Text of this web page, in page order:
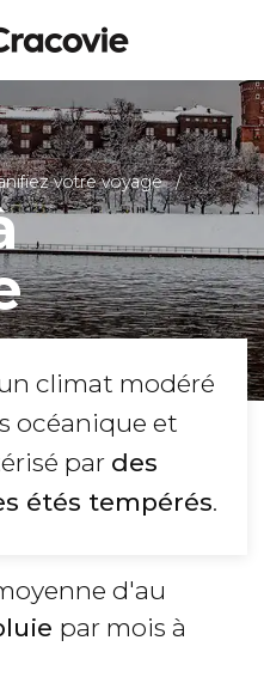
votre voyage
climat modéré
océanique et
par des
étés tempérés.
d'au
par mois à